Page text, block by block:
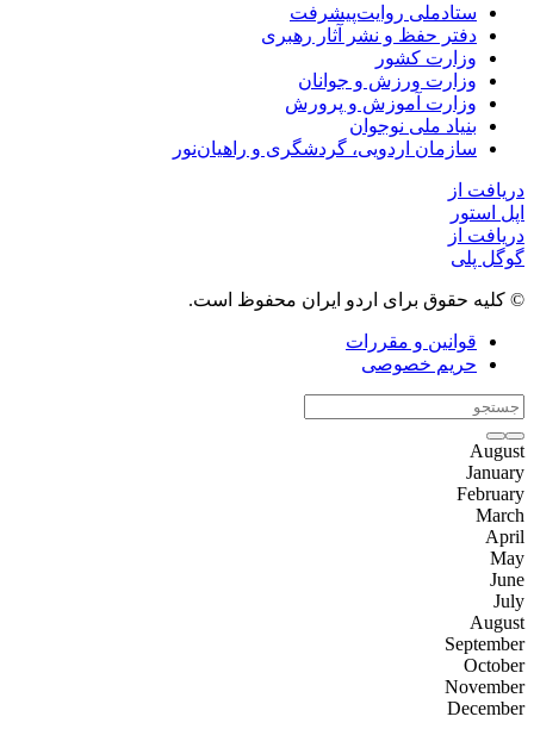
ستاد‌ملی روایت‌پیشرفت
دفتر حفظ و نشر آثار رهبری
وزارت کشور
وزارت ورزش و جوانان
وزارت آموزش و پرورش
بنیاد ملی نوجوان
سازمان اردویی، گردشگری و راهیان‌نور
دریافت از
اپل استور
دریافت از
گوگل پلی
© کلیه حقوق برای اردو ایران محفوظ است.
قوانین و مقررات
حریم خصوصی
August
January
February
March
April
May
June
July
August
September
October
November
December